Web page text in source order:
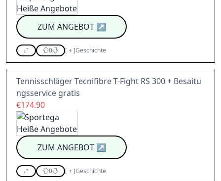
ZUM ANGEBOT↗
0 [+]Geschichte
Tennisschläger Tecnifibre T-Fight RS 300 + Besaitu
ngsservice gratis
€174.90
ZUM ANGEBOT↗
0 [+]Geschichte